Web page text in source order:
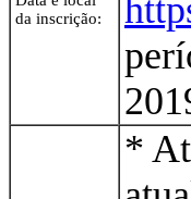
da inscrição:
*